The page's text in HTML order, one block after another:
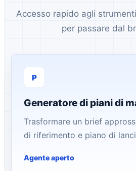
Accesso rapido agli
per passare dal
P
Generatore di piani di
Trasformare un brief
di riferimento e piano di
Agente aperto